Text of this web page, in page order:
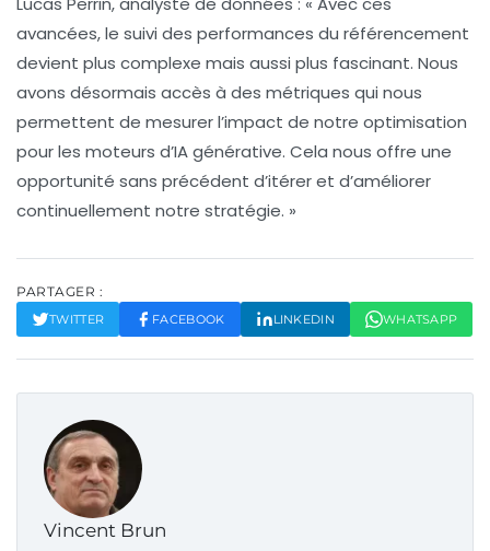
avancées, le suivi des performances du référencement
devient plus complexe mais aussi plus fascinant. Nous
avons désormais accès à des métriques qui nous
permettent de mesurer l’impact de notre optimisation
pour les moteurs d’IA générative. Cela nous offre une
opportunité sans précédent d’itérer et d’améliorer
continuellement notre stratégie. »
PARTAGER :
TWITTER FACEBOOK LINKEDIN WHATSAPP
Vincent Brun